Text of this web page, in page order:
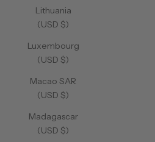
Lithuania
(USD $)
Luxembourg
(USD $)
Macao SAR
(USD $)
Madagascar
(USD $)